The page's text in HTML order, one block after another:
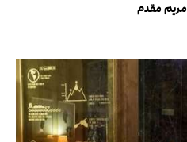
مریم مقدم